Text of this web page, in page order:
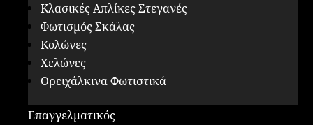
Κλασικές Απλίκες Στεγανές
Φωτισμός Σκάλας
Κολώνες
Χελώνες
Ορειχάλκινα Φωτιστικά
Επαγγελματικός